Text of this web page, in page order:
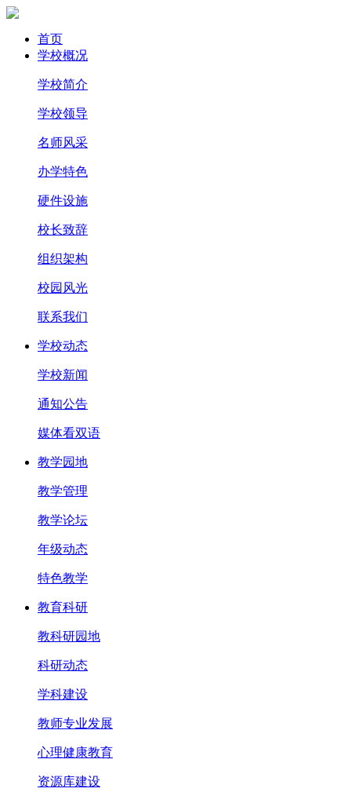
首页
学校概况
学校简介
学校领导
名师风采
办学特色
硬件设施
校长致辞
组织架构
校园风光
联系我们
学校动态
学校新闻
通知公告
媒体看双语
教学园地
教学管理
教学论坛
年级动态
特色教学
教育科研
教科研园地
科研动态
学科建设
教师专业发展
心理健康教育
资源库建设